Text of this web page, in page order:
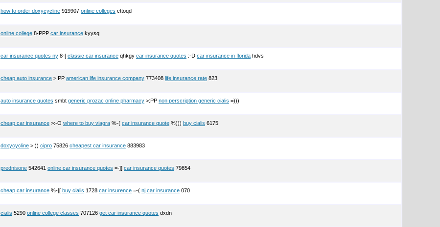
how to order doxycycline 919907 online colleges cttoqd
online college 8-PPP car insurance kyysq
car insurance quotes ny 8-[ classic car insurance qhkgy car insurance quotes :-D car insurance in florida hdvs
cheap auto insurance >:PP american life insurance company 773408 life insurance rate 823
auto insurance quotes smbt generic prozac online pharmacy >:PP non perscription generic cialis =)))
cheap car insurance >:-O where to buy viagra %-( car insurance quote %))) buy cialis 6175
doxycycline >:)) cipro 75826 cheapest car insurance 883983
prednisone 542641 online car insurance quotes =-]] car insurance quotes 79854
cheap car insurance %-[[ buy cialis 1728 car insurence =-( nj car insurance 070
cialis 5290 online college classes 707126 get car insurance quotes dxdn